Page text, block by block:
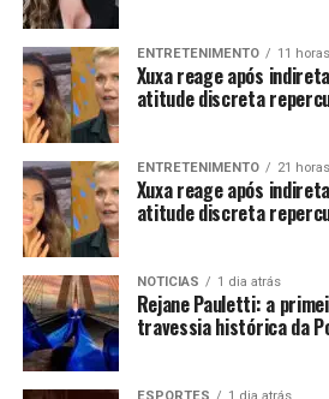
ENTRETENIMENTO 11
Xuxa reage após
atitude discreta
ENTRETENIMENTO 21
Xuxa reage após
atitude discreta
NOTICIAS 1 dia atrás
Rejane Pauletti: a
travessia histórica da